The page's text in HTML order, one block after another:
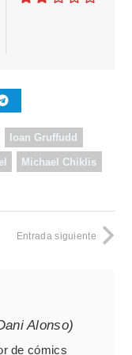
Ioan Gruffudd
Michael Chiklis
Entrada siguiente
Alonso)
de cómics